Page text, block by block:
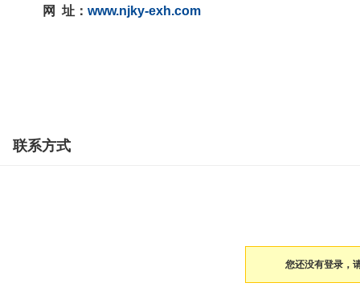
网 址： www.njky-exh.com
联系方式
您还没有登录，